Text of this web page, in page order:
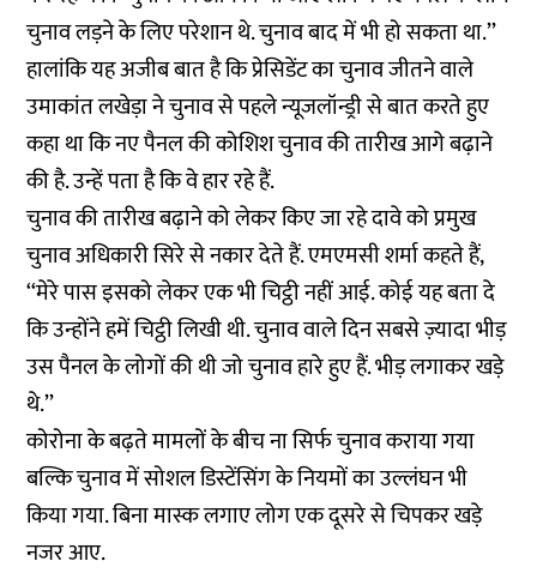
चुनाव लड़ने के लिए परेशान थे. चुनाव बाद में भी हो सकता था.’’
हालांकि यह अजीब बात है कि प्रेसिडेंट का चुनाव जीतने वाले
उमाकांत लखेड़ा ने चुनाव से पहले न्यूजलॉन्ड्री से बात करते हुए
कहा था कि नए पैनल की कोशिश चुनाव की तारीख आगे बढ़ाने
की है. उन्हें पता है कि वे हार रहे हैं.
चुनाव की तारीख बढ़ाने को लेकर किए जा रहे दावे को प्रमुख
चुनाव अधिकारी सिरे से नकार देते हैं. एमएमसी शर्मा कहते हैं,
‘‘मेरे पास इसको लेकर एक भी चिट्ठी नहीं आई. कोई यह बता दे
कि उन्होंने हमें चिट्ठी लिखी थी. चुनाव वाले दिन सबसे ज़्यादा भीड़
उस पैनल के लोगों की थी जो चुनाव हारे हुए हैं. भीड़ लगाकर खड़े
थे.’’
कोरोना के बढ़ते मामलों के बीच ना सिर्फ चुनाव कराया गया
बल्कि चुनाव में सोशल डिस्टेंसिंग के नियमों का उल्लंघन भी
किया गया. बिना मास्क लगाए लोग एक दूसरे से चिपकर खड़े
नजर आए.